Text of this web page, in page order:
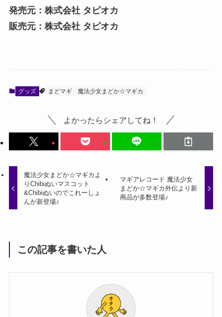
発売元：株式会社 タピオカ
販売元：株式会社 タピオカ
グッズ まどマギ 魔法少女まどか☆マギカ
よかったらシェアしてね！
魔法少女まどか☆マギカよ
りChibiぬいマスコット
&Chibiぬいのでこれーしょ
んが新登場♪
マギアレコード 魔法少女
まどか☆マギカ外伝より新
商品が多数登場♪
この記事を書いた人